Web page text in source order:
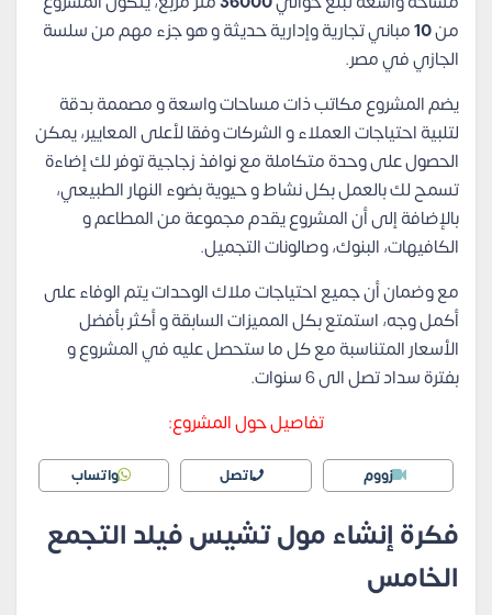
من10مباني تجارية وإدارية حديثة و هو جزء مهم من سلسة
الجازي في مصر.
يضم المشروع مكاتب ذات مساحات واسعة و مصممة بدقة
لتلبية احتياجات العملاء و الشركات وفقا لأعلى المعايير، يمكن
الحصول على وحدة متكاملة مع نوافذ زجاجية توفر لك إضاءة
تسمح لك بالعمل بكل نشاط و حيوية بضوء النهار الطبيعي،
بالإضافة إلى أن المشروع يقدم مجموعة من المطاعم و
الكافيهات، البنوك، وصالونات التجميل.
مع وضمان أن جميع احتياجات ملاك الوحدات يتم الوفاء على
أكمل وجه، استمتع بكل المميزات السابقة و أكثر بأفضل
الأسعار المتناسبة مع كل ما ستحصل عليه في المشروع و
بفترة سداد تصل الى 6 سنوات.
تفاصيل حول المشروع:
زووم اتصل واتساب
فكرة إنشاء مول تشيس فيلد التجمع
الخامس